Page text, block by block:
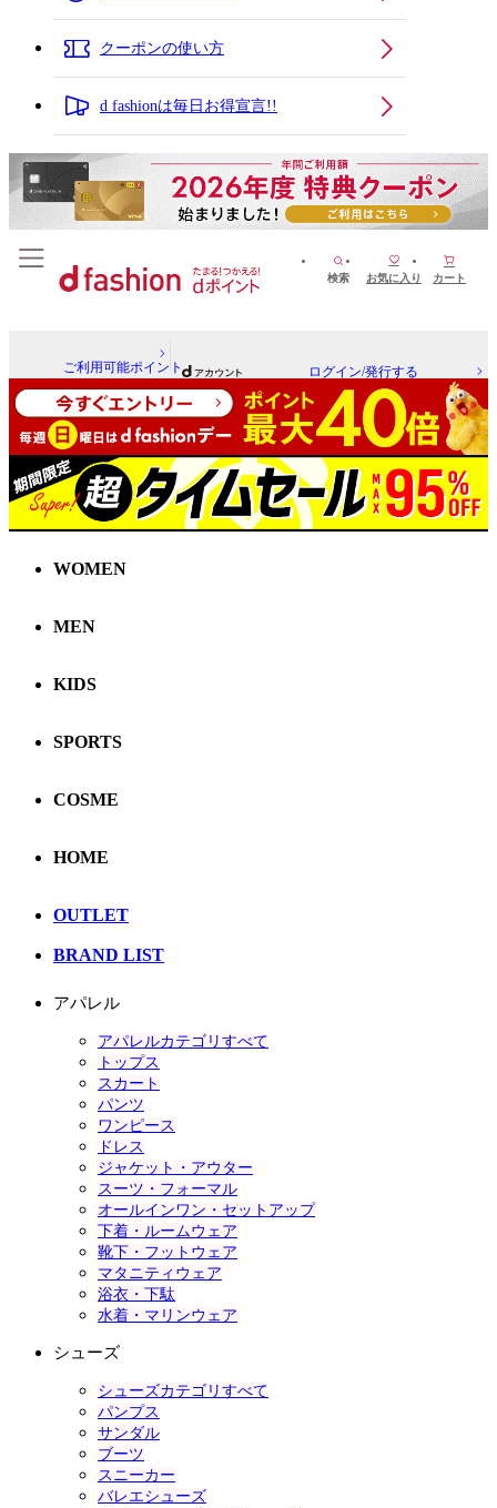
クーポンの使い方
d fashionは毎日お得宣言!!
検索 お気に入り カート
ご利用可能ポイント ログイン/発行する
WOMEN
MEN
KIDS
SPORTS
COSME
HOME
OUTLET
BRAND LIST
アパレル
アパレルカテゴリすべて
トップス
スカート
パンツ
ワンピース
ドレス
ジャケット・アウター
スーツ・フォーマル
オールインワン・セットアップ
下着・ルームウェア
靴下・フットウェア
マタニティウェア
浴衣・下駄
水着・マリンウェア
シューズ
シューズカテゴリすべて
パンプス
サンダル
ブーツ
スニーカー
バレエシューズ